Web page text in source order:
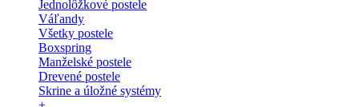
Jednolôžkové postele
Váľandy
Všetky postele
Boxspring
Manželské postele
Drevené postele
Skrine a úložné systémy